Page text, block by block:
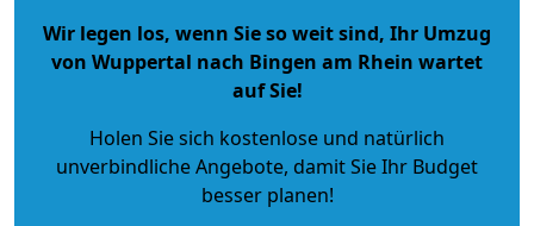
Wir legen los, wenn Sie so weit sind, Ihr Umzug
von Wuppertal nach Bingen am Rhein wartet
auf Sie!
Holen Sie sich kostenlose und natürlich
unverbindliche Angebote, damit Sie Ihr Budget
besser planen!